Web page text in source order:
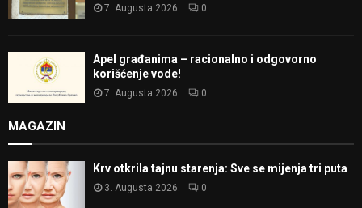
7. Augusta 2026. 0
Apel građanima – racionalno i odgovorno
korišćenje vode!
7. Augusta 2026. 0
MAGAZIN
Krv otkrila tajnu starenja: Sve se mijenja tri puta
3. Augusta 2026. 0